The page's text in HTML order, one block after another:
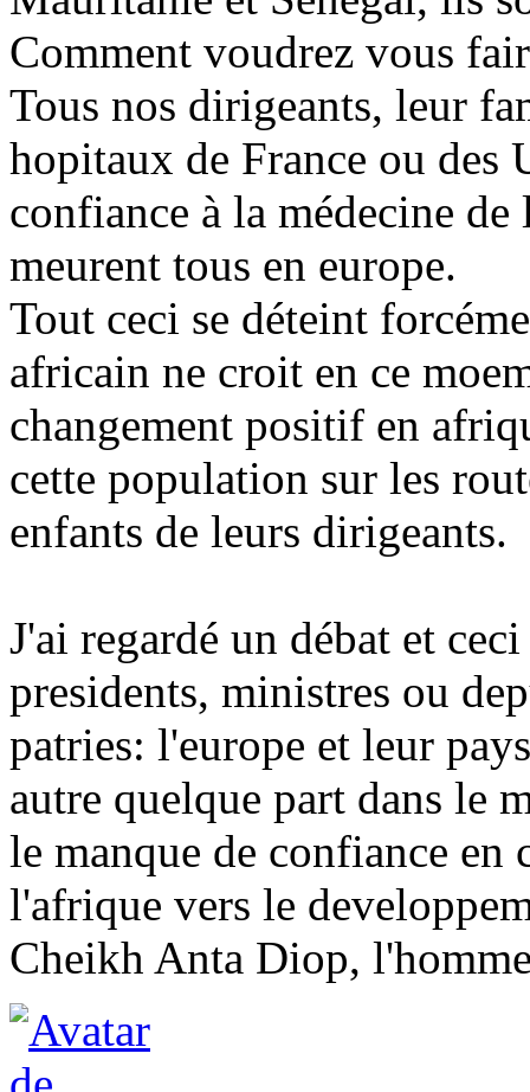
Comment voudrez vous
Tous nos dirigeants, leur
hopitaux de France ou des
confiance à la médecine
meurent tous en europe.
Tout ceci se déteint
africain ne croit en ce
changement positif en
cette population sur les
enfants de leurs dirigeants.
J'ai regardé un débat et
presidents, ministres ou
patries: l'europe et leur
autre quelque part dans le
le manque de confiance en
l'afrique vers le
Cheikh Anta Diop,